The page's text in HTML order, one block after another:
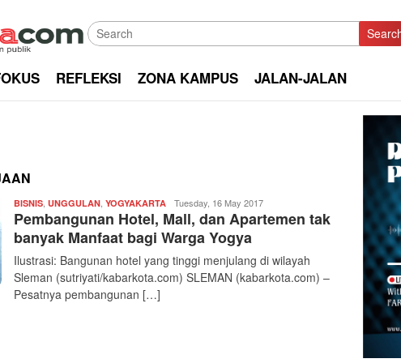
REFLEKSI ZONA KAMPUS JALAN-JALAN
BISNIS UNGGULAN YOGYAKARTA Redaksi
|
kabarkota
Tuesday, 16 May 2017
Pembangunan Hotel, Mall, dan Apartemen tak
banyak Manfaat bagi Warga Yogya
Ilustrasi: Bangunan hotel yang tinggi menjulang di wilayah
Sleman (sutriyati/kabarkota.com) SLEMAN (kabarkota.com) –
Pesatnya pembangunan […]